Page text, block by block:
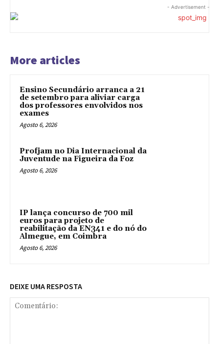
- Advertisement -
More articles
Ensino Secundário arranca a 21
de setembro para aliviar carga
dos professores envolvidos nos
exames
Agosto 6, 2026
Profjam no Dia Internacional da
Juventude na Figueira da Foz
Agosto 6, 2026
IP lança concurso de 700 mil
euros para projeto de
reabilitação da EN341 e do nó do
Almegue, em Coimbra
Agosto 6, 2026
DEIXE UMA RESPOSTA